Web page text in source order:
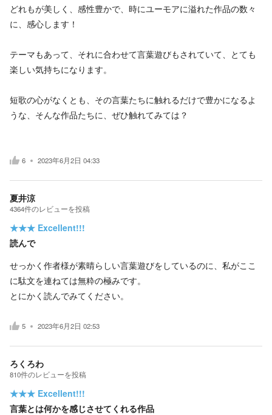
どれもが美しく、感性豊かで、時にユーモアに溢れた作品の数々
に、感心します！
テーマもあって、それに合わせて言葉遊びもされていて、とても
楽しい気持ちになります。
短歌の心がなくとも、その言葉たちに触れるだけで豊かになるよ
うな、そんな作品たちに、ぜひ触れてみては？
6 2023年6月2日 04:33
夏井涼
4364件のレビューを投稿
★★★ Excellent!!!
読んで
せっかく作者様が素晴らしい言葉遊びをしているのに、私がここ
に駄文を連ねては無粋の極みです。
とにかく読んでみてください。
5 2023年6月2日 02:53
ろくろわ
810件のレビューを投稿
★★★ Excellent!!!
言葉とは何かを感じさせてくれる作品